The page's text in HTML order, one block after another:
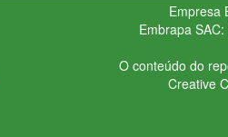
Empresa
Embrapa SAC:
O conteúdo do
Creative